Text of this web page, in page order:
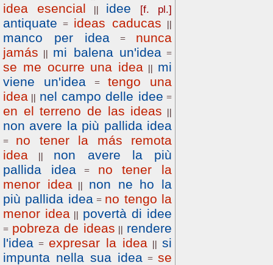
idea esencial || idee [f. pl.]
antiquate = ideas caducas ||
manco per idea = nunca
jamás || mi balena un'idea=
se me ocurre una idea || mi
viene un'idea = tengo una
idea || nel campo delle idee =
en el terreno de las ideas ||
non avere la più pallida idea
= no tener la más remota
idea
||
non avere la più
pallida idea= no tener la
menor idea
||
non ne ho la
più pallida idea= no tengo la
menor idea || povertà di idee
= pobreza de ideas || rendere
l'idea = expresar la idea || si
impunta nella sua idea = se